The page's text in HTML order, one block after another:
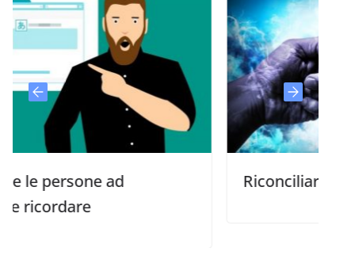
ad
Riconciliare e perdonare